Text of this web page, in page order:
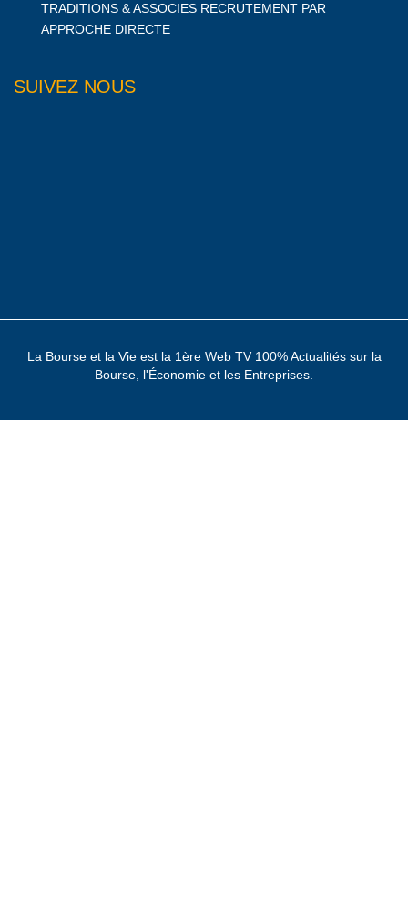
TRADITIONS & ASSOCIES RECRUTEMENT PAR
APPROCHE DIRECTE
SUIVEZ NOUS
La Bourse et la Vie est la 1ère Web TV 100% Actualités sur la
Bourse, l'Économie et les Entreprises.